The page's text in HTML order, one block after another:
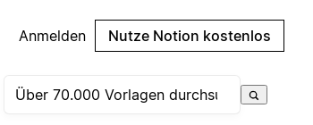
Anmelden Nutze Notion kostenlos